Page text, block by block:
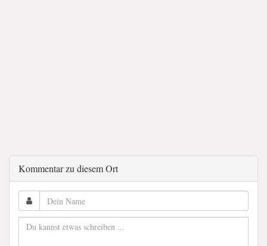
Kommentar zu diesem Ort